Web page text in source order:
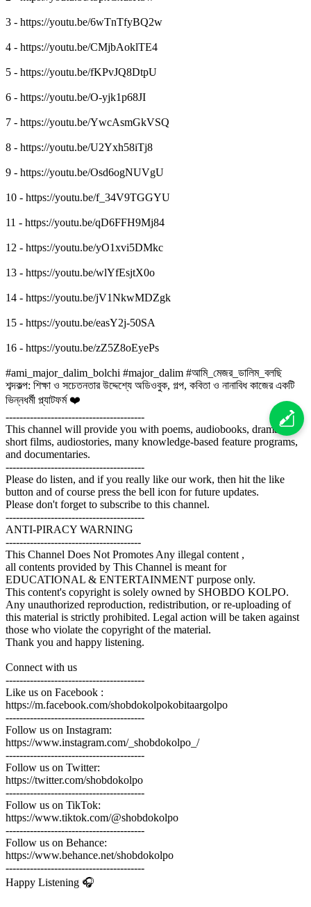
3 - https://youtu.be/6wTnTfyBQ2w
4 - https://youtu.be/CMjbAoklTE4
5 - https://youtu.be/fKPvJQ8DtpU
6 - https://youtu.be/O-yjk1p68JI
7 - https://youtu.be/YwcAsmGkVSQ
8 - https://youtu.be/U2Yxh58iTj8
9 - https://youtu.be/Osd6ogNUVgU
10 - https://youtu.be/f_34V9TGGYU
11 - https://youtu.be/qD6FFH9Mj84
12 - https://youtu.be/yO1xvi5DMkc
13 - https://youtu.be/wlYfEsjtX0o
14 - https://youtu.be/jV1NkwMDZgk
15 - https://youtu.be/easY2j-50SA
16 - https://youtu.be/zZ5Z8oEyePs
#ami_major_dalim_bolchi #major_dalim #আমি_মেজর_ডালিম_বলছি
শব্দকল্প: শিক্ষা ও সচেতনতার উদ্দেশ্যে অডিওবুক, গল্প, কবিতা ও নানাবিধ কাজের একটি
ভিন্নধর্মী প্ল্যাটফর্ম ❤️
----------------------------------------
This channel will provide you with poems, audiobooks, dramas,
short films, audiostories, many knowledge-based feature programs,
and documentaries.
----------------------------------------
Please do listen, and if you really like our work, then hit the like
button and of course press the bell icon for future updates.
Please don't forget to subscribe to this channel.
----------------------------------------
ANTI-PIRACY WARNING
---------------------------------------
This Channel Does Not Promotes Any illegal content ,
all contents provided by This Channel is meant for
EDUCATIONAL & ENTERTAINMENT purpose only.
This content's copyright is solely owned by SHOBDO KOLPO.
Any unauthorized reproduction, redistribution, or re-uploading of
this material is strictly prohibited. Legal action will be taken against
those who violate the copyright of the material.
Thank you and happy listening.
Connect with us
----------------------------------------
Like us on Facebook :
https://m.facebook.com/shobdokolpokobitaargolpo
----------------------------------------
Follow us on Instagram:
https://www.instagram.com/_shobdokolpo_/
----------------------------------------
Follow us on Twitter:
https://twitter.com/shobdokolpo
----------------------------------------
Follow us on TikTok:
https://www.tiktok.com/@shobdokolpo
----------------------------------------
Follow us on Behance:
https://www.behance.net/shobdokolpo
----------------------------------------
Happy Listening 🎧